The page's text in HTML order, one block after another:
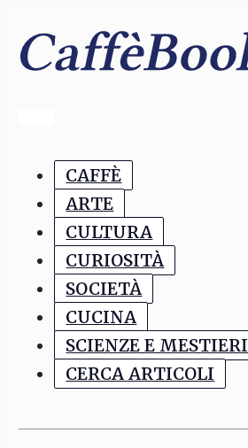
CAFFÈ
ARTE
CULTURA
CURIOSITÀ
SOCIETÀ
CUCINA
SCIENZE E MESTIERI
CERCA ARTICOLI